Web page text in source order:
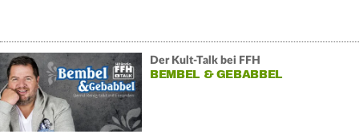
Der Kult-Talk bei FFH
BEMBEL & GEBABBEL